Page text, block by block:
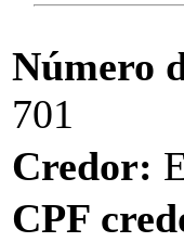
Número
701
Credor:
CPF